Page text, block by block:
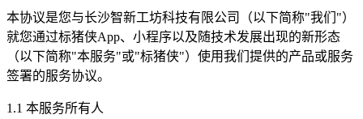
本协议是您与长沙智新工坊科技有限公司（以下简称"我们"）
就您通过标猪侠App、小程序以及随技术发展出现的新形态
（以下简称"本服务"或"标猪侠"）使用我们提供的产品或服务
签署的服务协议。
1.1 本服务所有人